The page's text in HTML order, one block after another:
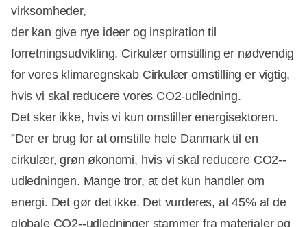
virksomheder,
der kan give nye ideer og inspiration til
forretningsudvikling. Cirkulær omstilling er nødvendig
for vores klimaregnskab Cirkulær omstilling er vigtig,
hvis vi skal reducere vores CO2-­udledning.
Det sker ikke, hvis vi kun omstiller energisektoren.
”Der er brug for at omstille hele Danmark til en
cirkulær, grøn økonomi, hvis vi skal reducere CO2-­‐
udledningen. Mange tror, at det kun handler om
energi. Det gør det ikke. Det vurderes, at 45% af de
globale CO2-­‐udledninger stammer fra materialer og